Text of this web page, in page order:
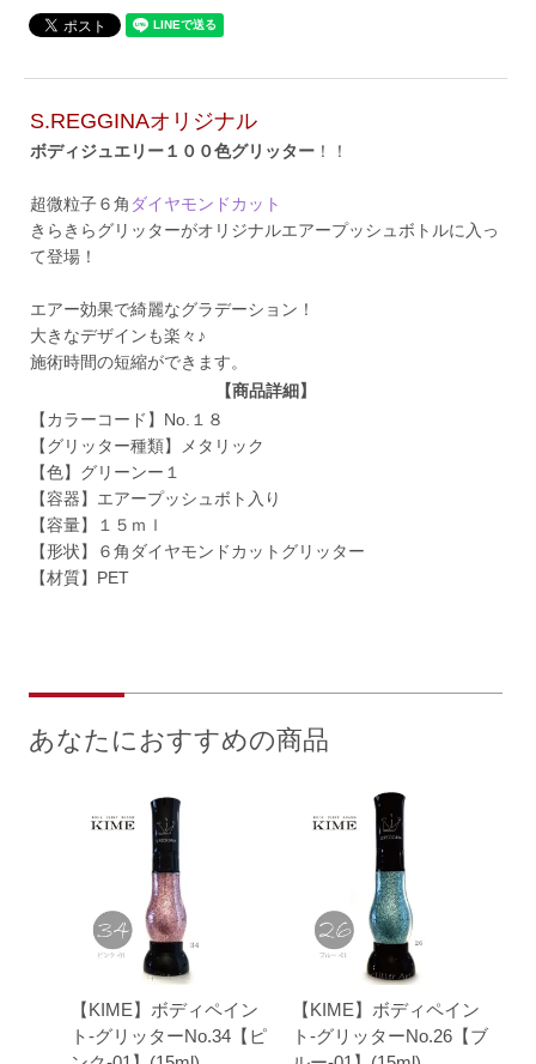
S.REGGINAオリジナル
ボディジュエリー１００色グリッター ！！
超微粒子６角 ダイヤモンドカット
きらきらグリッターがオリジナルエアープッシュボトルに入っ
て登場！
エアー効果で綺麗なグラデーション！
大きなデザインも楽々♪
施術時間の短縮ができます。
【商品詳細】
【カラーコード】No.１８
【グリッター種類】メタリック
【色】グリーンー１
【容器】エアープッシュボト入り
【容量】１５ｍｌ
【形状】６角ダイヤモンドカットグリッター
【材質】PET
あなたにおすすめの商品
【KIME】ボディペイン
ト-グリッターNo.34【ピ
【KIME】ボディペイン
ト-グリッターNo.26【ブ